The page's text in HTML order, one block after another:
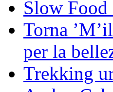
Slow
Torna
per la
Trekking